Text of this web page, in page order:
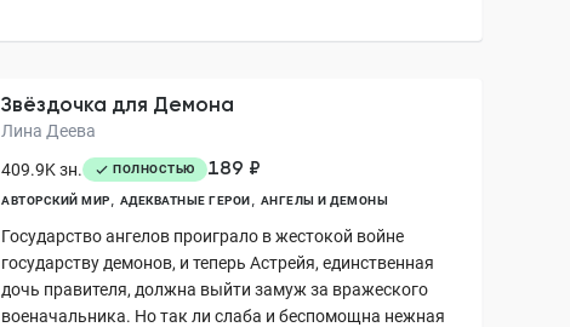
Звёздочка для Демона
Лина Деева
409.9K зн.
ПОЛНОСТЬЮ 189 ₽
АВТОРСКИЙ МИР АДЕКВАТНЫЕ ГЕРОИ АНГЕЛЫ И ДЕМОНЫ
Государство ангелов проиграло в жестокой войне
государству демонов, и теперь Астрейя, единственная
дочь правителя, должна выйти замуж за вражеского
военачальника. Но так ли слаба и беспомощна нежная